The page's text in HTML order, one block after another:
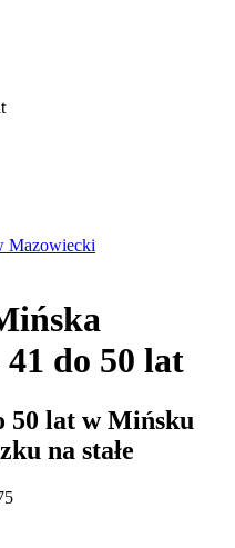
do 50 lat
50 lat w Mińsku
na stałe